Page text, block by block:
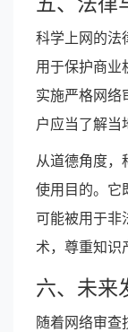
科学上网的法
用于保护商业
实施严格网络
户应当了解当
从道德角度，
使用目的。它
可能被用于非
术，尊重知识
六、未来
随着网络审查